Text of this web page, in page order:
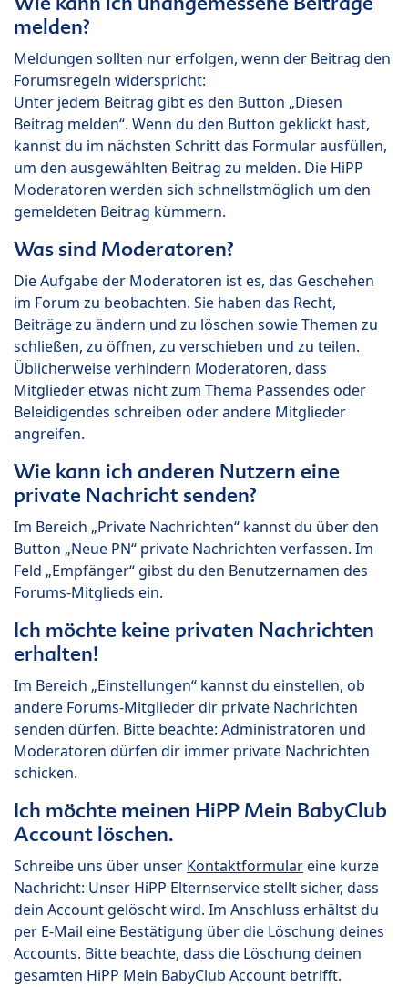
melden?
Meldungen sollten nur erfolgen, wenn der Beitrag den
Forumsregeln widerspricht:
Unter jedem Beitrag gibt es den Button „Diesen
Beitrag melden“. Wenn du den Button geklickt hast,
kannst du im nächsten Schritt das Formular ausfüllen,
um den ausgewählten Beitrag zu melden. Die HiPP
Moderatoren werden sich schnellstmöglich um den
gemeldeten Beitrag kümmern.
Was sind Moderatoren?
Die Aufgabe der Moderatoren ist es, das Geschehen
im Forum zu beobachten. Sie haben das Recht,
Beiträge zu ändern und zu löschen sowie Themen zu
schließen, zu öffnen, zu verschieben und zu teilen.
Üblicherweise verhindern Moderatoren, dass
Mitglieder etwas nicht zum Thema Passendes oder
Beleidigendes schreiben oder andere Mitglieder
angreifen.
Wie kann ich anderen Nutzern eine
private Nachricht senden?
Im Bereich „Private Nachrichten“ kannst du über den
Button „Neue PN“ private Nachrichten verfassen. Im
Feld „Empfänger“ gibst du den Benutzernamen des
Forums-Mitglieds ein.
Ich möchte keine privaten Nachrichten
erhalten!
Im Bereich „Einstellungen“ kannst du einstellen, ob
andere Forums-Mitglieder dir private Nachrichten
senden dürfen. Bitte beachte: Administratoren und
Moderatoren dürfen dir immer private Nachrichten
schicken.
Ich möchte meinen HiPP Mein BabyClub
Account löschen.
Schreibe uns über unser Kontaktformulareine kurze
Nachricht: Unser HiPP Elternservice stellt sicher, dass
dein Account gelöscht wird. Im Anschluss erhältst du
per E-Mail eine Bestätigung über die Löschung deines
Accounts. Bitte beachte, dass die Löschung deinen
gesamten HiPP Mein BabyClub Account betrifft.